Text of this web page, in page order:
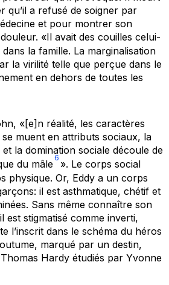
qu’il a refusé de soigner par
et pour montrer son
«Il avait des couilles celui-
la famille. La marginalisation
la virilité telle que perçue dans le
en dehors de toutes les
«[e]n réalité, les caractères
muent en attributs sociaux, la
la domination sociale découle de
du mâle
6
». Le corps social
physique. Or, Eddy a un corps
il est asthmatique, chétif et
Sans même connaître son
est stigmatisé comme inverti,
l’inscrit dans le schéma du héros
marqué par un destin,
Hardy étudiés par Yvonne